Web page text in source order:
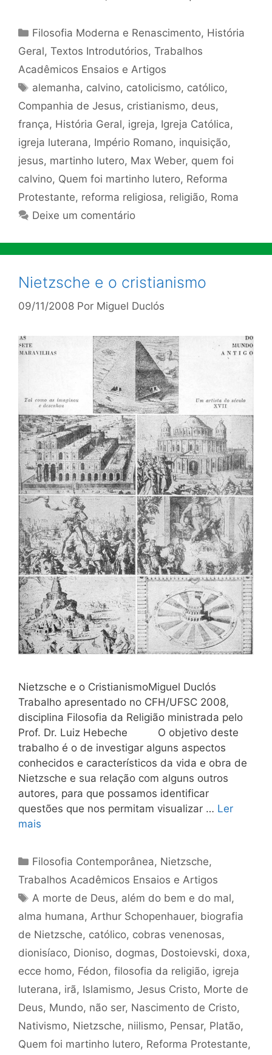
Categorias
Filosofia Moderna e Renascimento, História
Geral, Textos Introdutórios, Trabalhos
Acadêmicos Ensaios e Artigos
Tags
alemanha, calvino, catolicismo, católico,
Companhia de Jesus, cristianismo, deus,
frança, História Geral, igreja, Igreja Católica,
igreja luterana, Império Romano, inquisição,
jesus, martinho lutero, Max Weber, quem foi
calvino, Quem foi martinho lutero, Reforma
Protestante, reforma religiosa, religião, Roma
Deixe um comentário
Nietzsche e o cristianismo
09/11/2008 Por Miguel Duclós
Nietzsche e o CristianismoMiguel Duclós
Trabalho apresentado no CFH/UFSC 2008,
disciplina Filosofia da Religião ministrada pelo
Prof. Dr. Luiz Hebeche O objetivo deste
trabalho é o de investigar alguns aspectos
conhecidos e característicos da vida e obra de
Nietzsche e sua relação com alguns outros
autores, para que possamos identificar
questões que nos permitam visualizar … Ler
mais
Categorias
Filosofia Contemporânea, Nietzsche,
Trabalhos Acadêmicos Ensaios e Artigos
Tags
A morte de Deus, além do bem e do mal,
alma humana, Arthur Schopenhauer, biografia
de Nietzsche, católico, cobras venenosas,
dionisíaco, Dioniso, dogmas, Dostoievski, doxa,
ecce homo, Fédon, filosofia da religião, igreja
luterana, irã, Islamismo, Jesus Cristo, Morte de
Deus, Mundo, não ser, Nascimento de Cristo,
Nativismo, Nietzsche, niilismo, Pensar, Platão,
Quem foi martinho lutero, Reforma Protestante,